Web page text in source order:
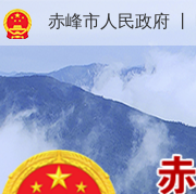
赤峰市人民政府